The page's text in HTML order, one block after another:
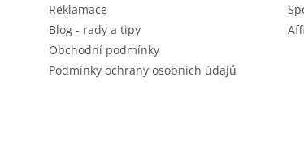
Reklamace
Blog - rady a tipy
Obchodní podmínky
Podmínky ochrany osobních údajů